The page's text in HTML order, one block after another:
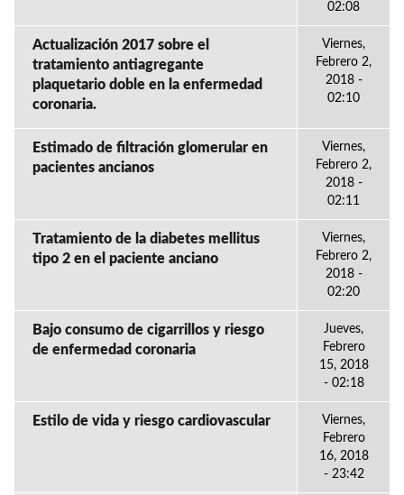
02:08
Actualización 2017 sobre el
tratamiento antiagregante
plaquetario doble en la enfermedad
coronaria.
Viernes,
Febrero 2,
2018 -
02:10
Estimado de filtración glomerular en
pacientes ancianos
Viernes,
Febrero 2,
2018 -
02:11
Tratamiento de la diabetes mellitus
tipo 2 en el paciente anciano
Viernes,
Febrero 2,
2018 -
02:20
Bajo consumo de cigarrillos y riesgo
de enfermedad coronaria
Jueves,
Febrero
15, 2018
- 02:18
Estilo de vida y riesgo cardiovascular
Viernes,
Febrero
16, 2018
- 23:42